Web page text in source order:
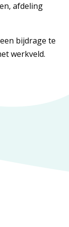
afdeling
bijdrage te
werkveld.